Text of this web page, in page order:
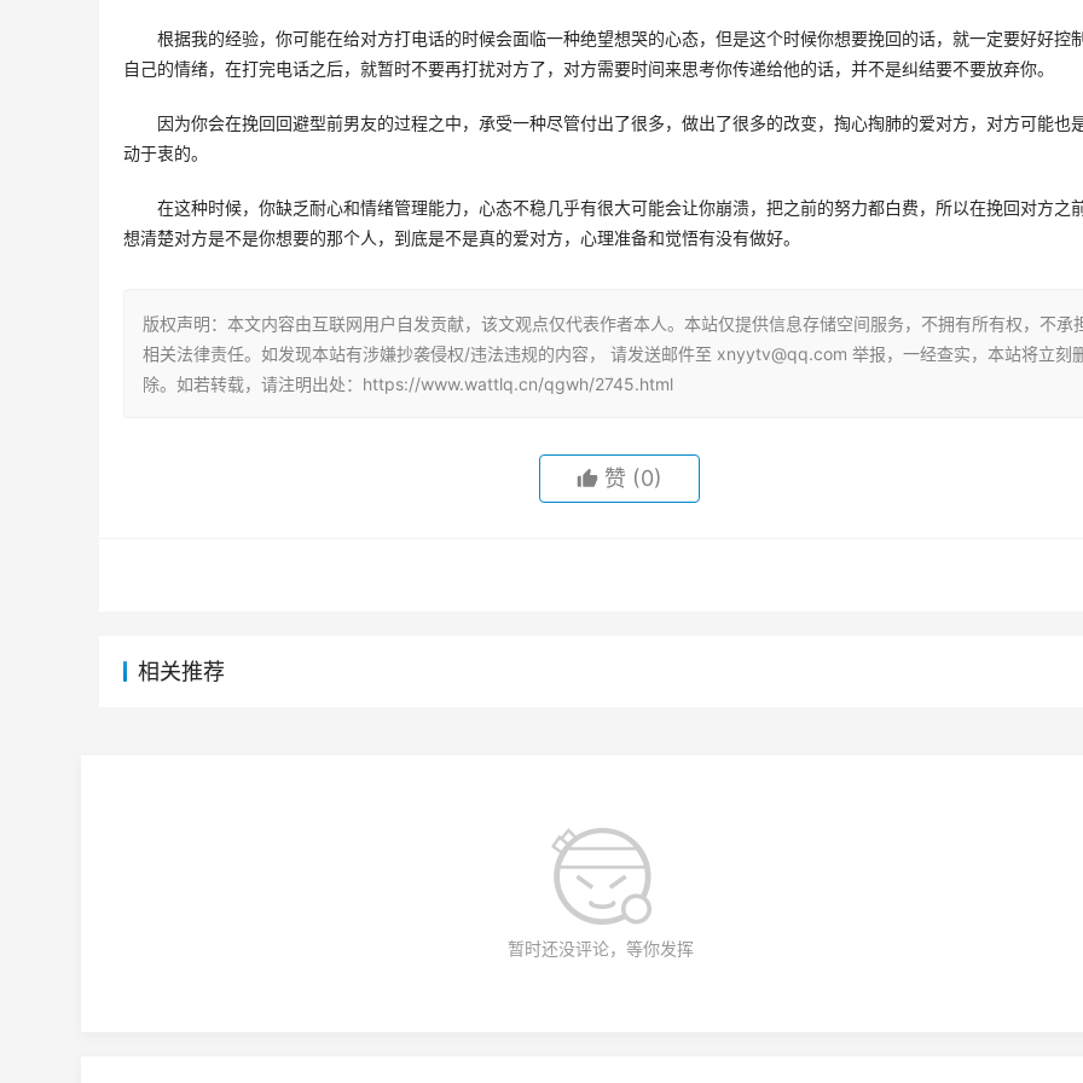
根据我的经验，你可能在给对方打电话的时候会面临一种绝望想哭的心态，但是这个时候你想要挽回的话，就一定要好好控
自己的情绪，在打完电话之后，就暂时不要再打扰对方了，对方需要时间来思考你传递给他的话，并不是纠结要不要放弃你。
因为你会在挽回回避型前男友的过程之中，承受一种尽管付出了很多，做出了很多的改变，掏心掏肺的爱对方，对方可能也
动于衷的。
在这种时候，你缺乏耐心和情绪管理能力，心态不稳几乎有很大可能会让你崩溃，把之前的努力都白费，所以在挽回对方之
想清楚对方是不是你想要的那个人，到底是不是真的爱对方，心理准备和觉悟有没有做好。
版权声明：本文内容由互联网用户自发贡献，该文观点仅代表作者本人。本站仅提供信息存储空间服务，不拥有所有权，不承
相关法律责任。如发现本站有涉嫌抄袭侵权/违法违规的内容， 请发送邮件至 xnyytv@qq.com 举报，一经查实，本站将立刻
除。如若转载，请注明出处：https://www.wattlq.cn/qgwh/2745.html
赞 (0)
相关推荐
暂时还没评论，等你发挥